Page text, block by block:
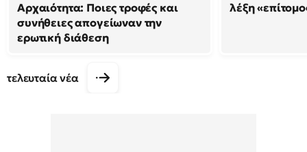
Αρχαιότητα: Ποιες τροφές και
συνήθειες απογείωναν την
ερωτική διάθεση
λέξη
τελευταία νέα